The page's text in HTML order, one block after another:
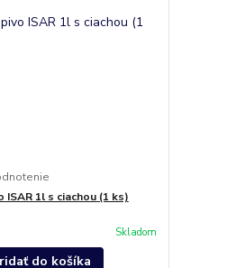
1l s ciachou (1 ks)
Skladom
do košíka